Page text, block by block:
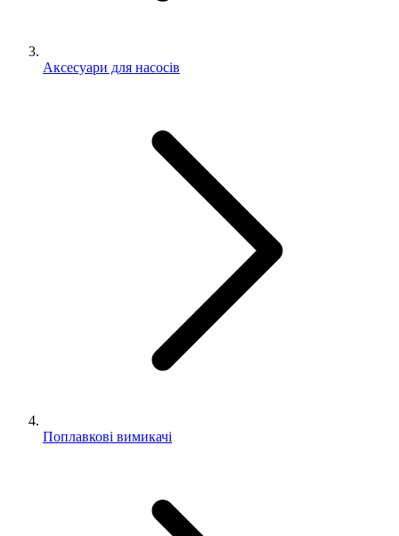
Аксесуари для насосів
Поплавкові вимикачі